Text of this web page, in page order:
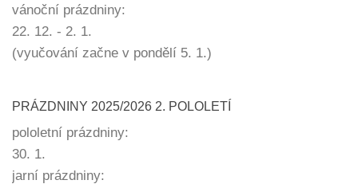
vánoční prázdniny:
22. 12. - 2. 1.
(vyučování začne v pondělí 5. 1.)
PRÁZDNINY 2025/2026 2. POLOLETÍ
pololetní prázdniny:
30. 1.
jarní prázdniny: